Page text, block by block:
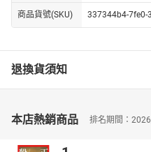
商品貨號(SKU) 337344b4-7fe0-
退換貨須知
本店熱銷商品 排名期間：